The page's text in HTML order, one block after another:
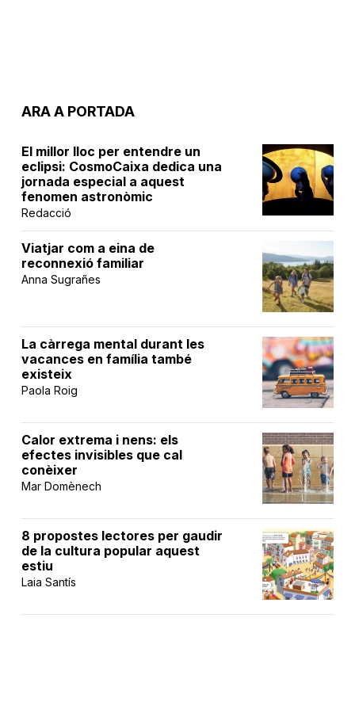
ARA A PORTADA
El millor lloc per entendre un
eclipsi: CosmoCaixa dedica una
jornada especial a aquest
fenomen astronòmic
Redacció
Viatjar com a eina de
reconnexió familiar
Anna Sugrañes
La càrrega mental durant les
vacances en família també
existeix
Paola Roig
Calor extrema i nens: els
efectes invisibles que cal
conèixer
Mar Domènech
8 propostes lectores per gaudir
de la cultura popular aquest
estiu
Laia Santís